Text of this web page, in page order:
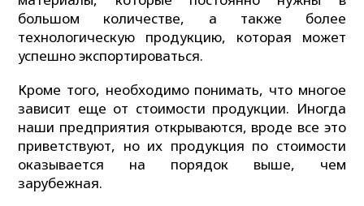
большом количестве, а также более
технологическую продукцию, которая может
успешно экспортироваться.
Кроме того, необходимо понимать, что многое
зависит еще от стоимости продукции. Иногда
наши предприятия открываются, вроде все это
приветствуют, но их продукция по стоимости
оказывается на порядок выше, чем
зарубежная.